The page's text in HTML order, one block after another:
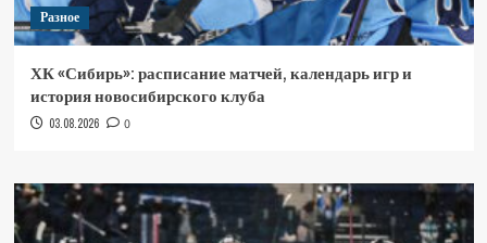
Разное
ХК «Сибирь»: расписание матчей, календарь игр и
история новосибирского клуба
03.08.2026 0